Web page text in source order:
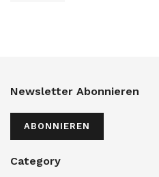
Newsletter Abonnieren
ABONNIEREN
Category